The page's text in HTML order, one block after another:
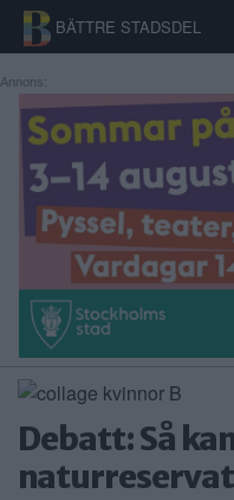
BÄTTRE STADSDEL
START
STADSDEL
PRENUMERATION
SPORT
ÅSIKTER
KALENDER
KONTAKT
Annons:
Debatt: Så